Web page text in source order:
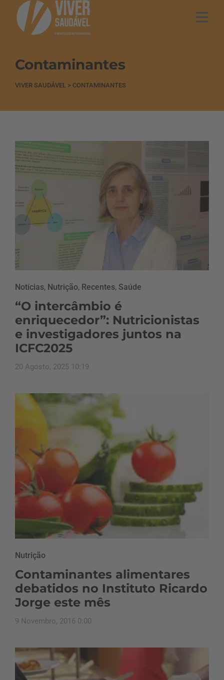
Contaminantes
VIVER SAUDÁVEL > CONTAMINANTES
Notícias, Nutrição, Recentes, Saúde
“O intercâmbio é
enriquecedor”: Nutricionistas
e investigadores juntos na
ICFC2025
20 Agosto, 2025 10:19
Nutrição
Contaminantes alimentares
debatidos no Instituto Ricardo
Jorge este mês
9 Novembro, 2016 0:00